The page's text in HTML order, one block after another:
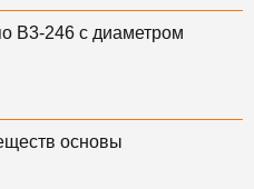
В3-246 с диаметром
основы